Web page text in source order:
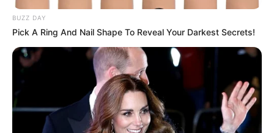
BUZZ DAY
Pick A Ring And Nail Shape To Reveal Your Darkest Secrets!